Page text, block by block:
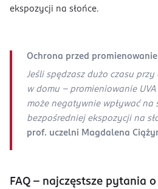
ekspozycji na słońce.
Ochrona przed
Jeśli spędzasz dużo czasu przy
w domu – promieniowanie
może negatywnie wpływać na
bezpośredniej ekspozycji na
prof. uczelni Magdalena
FAQ – najczęstsze pytania